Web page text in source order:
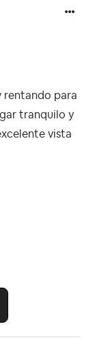
rentando para
tranquilo y
vista